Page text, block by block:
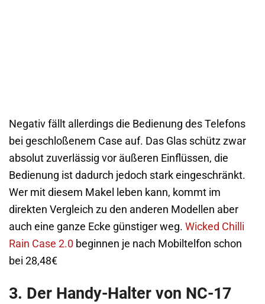
Negativ fällt allerdings die Bedienung des Telefons
bei geschloßenem Case auf. Das Glas schütz zwar
absolut zuverlässig vor äußeren Einflüssen, die
Bedienung ist dadurch jedoch stark eingeschränkt.
Wer mit diesem Makel leben kann, kommt im
direkten Vergleich zu den anderen Modellen aber
auch eine ganze Ecke günstiger weg. Wicked Chilli
Rain Case 2.0 beginnen je nach Mobiltelfon schon
bei 28,48€
3. Der Handy-Halter von NC-17